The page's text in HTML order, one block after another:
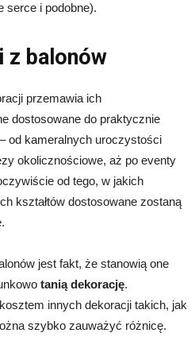
serce i podobne).
z balonów
przemawia ich
dostosowane do praktycznie
od kameralnych uroczystości
okolicznościowe, aż po eventy
od tego, w jakich
kształtów dostosowane zostaną
jest fakt, że stanowią one
tanią dekorację.
innych dekoracji takich, jak
szybko zauważyć różnicę.